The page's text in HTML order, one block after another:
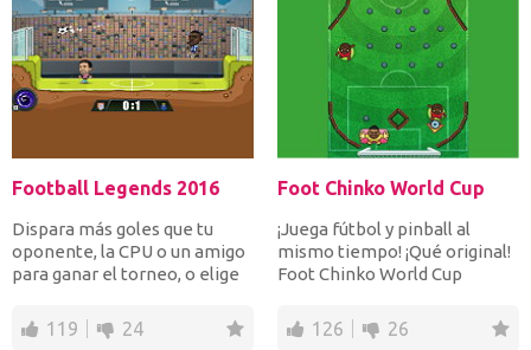
Football Legends 2016
Dispara más goles que tu
oponente, la CPU o un amigo
para ganar el torneo, o elige
119 24
Foot Chinko World Cup
¡Juega fútbol y pinball al
mismo tiempo! ¡Qué original!
Foot Chinko World Cup
126 26